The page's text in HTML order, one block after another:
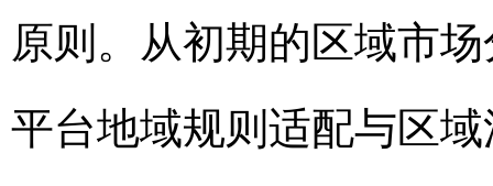
原则。从初期的区域市
平台地域规则适配与区